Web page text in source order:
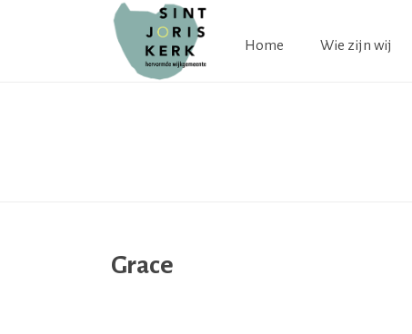
Home Wie zijn wij
Grace